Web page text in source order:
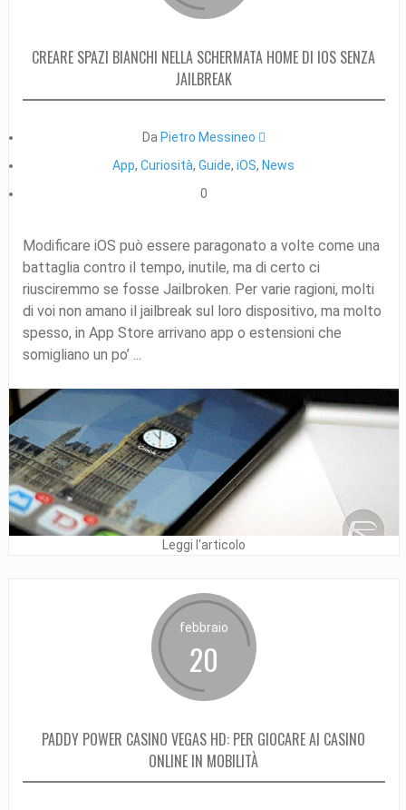
CREARE SPAZI BIANCHI NELLA SCHERMATA HOME DI IOS SENZA
JAILBREAK
Da Pietro Messineo 
App,Curiosità,Guide,iOS, News
0
Modificare iOS può essere paragonato a volte come una
battaglia contro il tempo, inutile, ma di certo ci
riusciremmo se fosse Jailbroken. Per varie ragioni, molti
di voi non amano il jailbreak sul loro dispositivo, ma molto
spesso, in App Store arrivano app o estensioni che
somigliano un po’ ...
Leggi l'articolo
febbraio
20
PADDY POWER CASINO VEGAS HD: PER GIOCARE AI CASINO
ONLINE IN MOBILITÀ